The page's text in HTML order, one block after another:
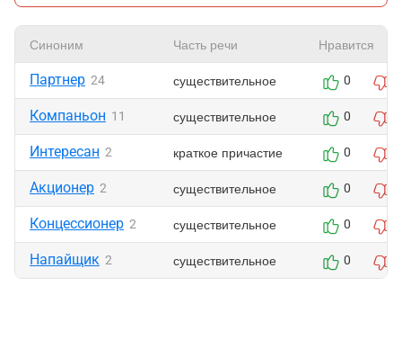
Синоним Часть речи Нравится
Партнер 24 существительное 0
Компаньон 11 существительное 0
Интересан 2 краткое причастие 0
Акционер 2 существительное 0
Концессионер 2 существительное 0
Напайщик 2 существительное 0